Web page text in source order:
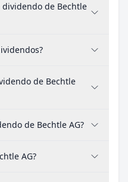
de Bechtle
de Bechtle
de Bechtle AG?
AG?